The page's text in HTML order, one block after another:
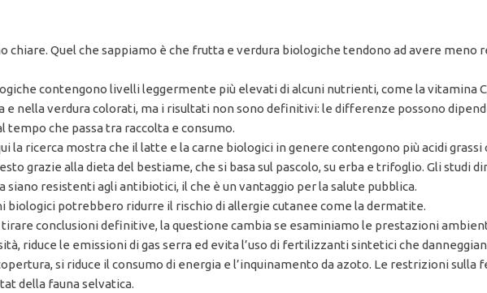
chiare. Quel che sappiamo è che frutta e verdura biologiche tendono ad avere meno
contengono livelli leggermente più elevati di alcuni nutrienti, come la vitamina
nella verdura colorati, ma i risultati non sono definitivi: le differenze possono
tempo che passa tra raccolta e consumo.
la ricerca mostra che il latte e la carne biologici in genere contengono più acidi
grazie alla dieta del bestiame, che si basa sul pascolo, su erba e trifoglio. Gli studi
resistenti agli antibiotici, il che è un vantaggio per la salute pubblica.
biologici potrebbero ridurre il rischio di allergie cutanee come la dermatite.
conclusioni definitive, la questione cambia se esaminiamo le prestazioni
riduce le emissioni di gas serra ed evita l’uso di fertilizzanti sintetici che
si riduce il consumo di energia e l’inquinamento da azoto. Le restrizioni sulla
della fauna selvatica.